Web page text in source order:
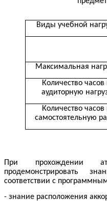
Виды учебной
Максимальная
Количество часов
аудиторную
Количество часов
самостоятельную
При прохождении
продемонстрировать
соответствии с
- знание расположения